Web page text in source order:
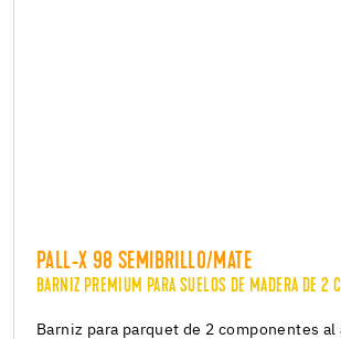
PALL-X 98 SEMIBRILLO/MATE
BARNIZ PREMIUM PARA SUELOS DE MADERA DE 2
Barniz para parquet de 2 componentes al